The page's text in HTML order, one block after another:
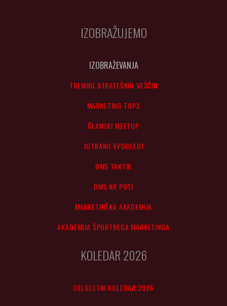
IZOBRAŽUJEMO
IZOBRAŽEVANJA
TRENING STRATEŠKIH VEŠČIN
MARKETING TOPX
ČLANSKI MEETUP
JUTRANJI VPOGLEDI
DMS TAKTIK
DMS NA POTI
MARKETINŠKA AKADEMIJA
AKADEMIJA ŠPORTNEGA MARKETINGA
KOLEDAR 2026
CELOLETNI KOLEDAR 2026